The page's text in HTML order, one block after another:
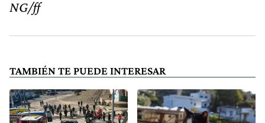
NG/ff
TAMBIÉN TE PUEDE INTERESAR